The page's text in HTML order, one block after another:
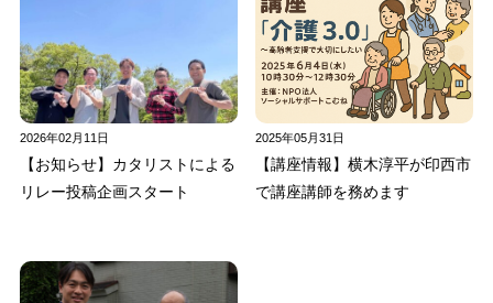
2026年02月11日
【お知らせ】カタリストによる
リレー投稿企画スタート
2025年05月31日
【講座情報】横木淳平が印西市
で講座講師を務めます